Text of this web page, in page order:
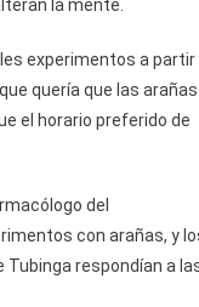
la mente.
experimentos a partir
quería que las arañas
el horario preferido de
del
con arañas, y
respondían a